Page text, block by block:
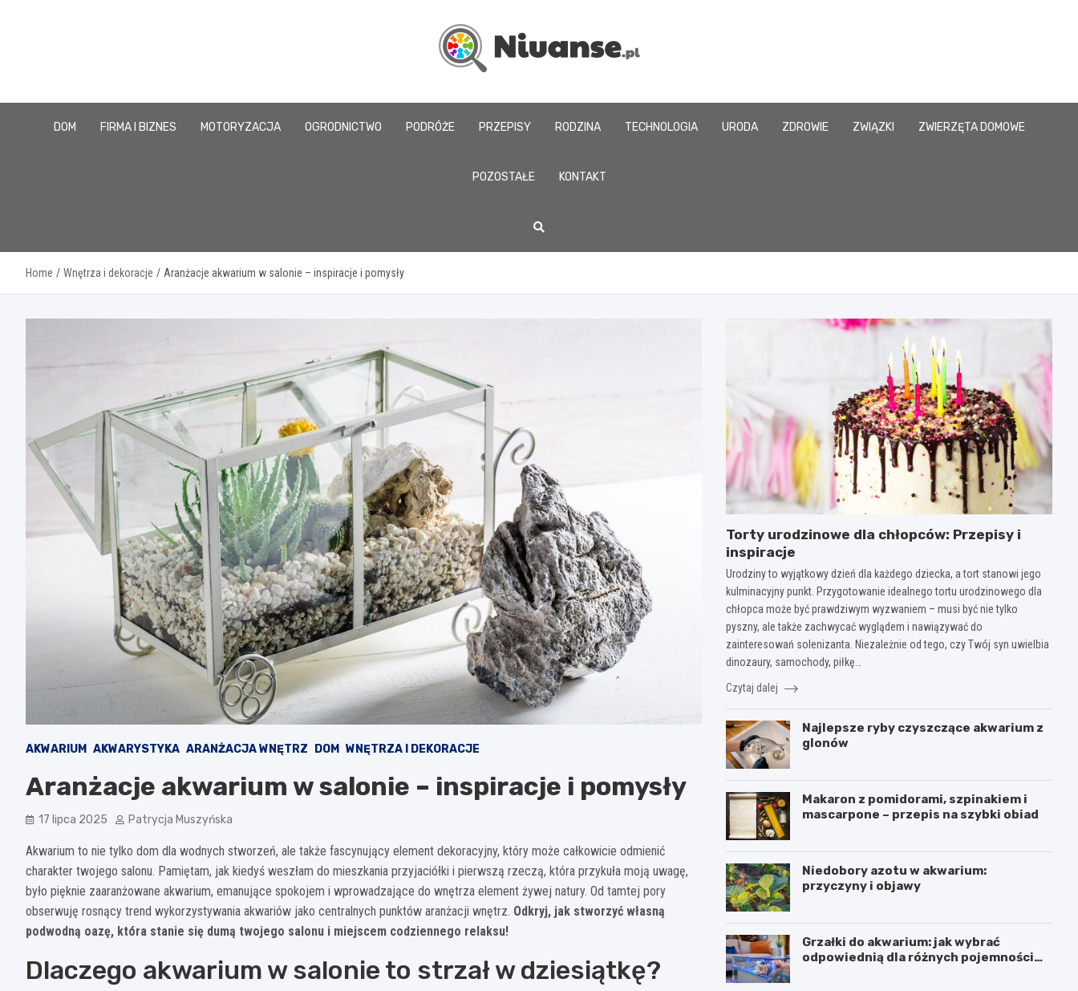
www.niuanse.pl
DOM FIRMA I BIZNES MOTORYZACJA OGRODNICTWO PODRÓŻE PRZEPISY RODZINA TECHNOLOGIA URODA ZDROWIE ZWIĄZKI ZWIERZĘTA DOMOWE
POZOSTAŁE KONTAKT
Home Wnętrza i dekoracje Aranżacje akwarium w salonie – inspiracje i pomysły
AKWARIUM AKWARYSTYKA ARANŻACJA WNĘTRZ DOM WNĘTRZA I DEKORACJE
Aranżacje akwarium w salonie – inspiracje i pomysły
17 lipca 2025 Patrycja Muszyńska
Akwarium to nie tylko dom dla wodnych stworzeń, ale także fascynujący element dekoracyjny, który może całkowicie odmienić
charakter twojego salonu. Pamiętam, jak kiedyś weszłam do mieszkania przyjaciółki i pierwszą rzeczą, która przykuła moją uwagę,
było pięknie zaaranżowane akwarium, emanujące spokojem i wprowadzające do wnętrza element żywej natury. Od tamtej pory
obserwuję rosnący trend wykorzystywania akwariów jako centralnych punktów aranżacji wnętrz. Odkryj, jak stworzyć własną
podwodną oazę, która stanie się dumą twojego salonu i miejscem codziennego relaksu!
Dlaczego akwarium w salonie to strzał w dziesiątkę?
Torty urodzinowe dla chłopców: Przepisy i
inspiracje
Urodziny to wyjątkowy dzień dla każdego dziecka, a tort stanowi jego
kulminacyjny punkt. Przygotowanie idealnego tortu urodzinowego dla
chłopca może być prawdziwym wyzwaniem – musi być nie tylko
pyszny, ale także zachwycać wyglądem i nawiązywać do
zainteresowań solenizanta. Niezależnie od tego, czy Twój syn uwielbia
dinozaury, samochody, piłkę…
Czytaj dalej
Najlepsze ryby czyszczące akwarium z
glonów
Makaron z pomidorami, szpinakiem i
mascarpone – przepis na szybki obiad
Niedobory azotu w akwarium:
przyczyny i objawy
Grzałki do akwarium: jak wybrać
odpowiednią dla różnych pojemności